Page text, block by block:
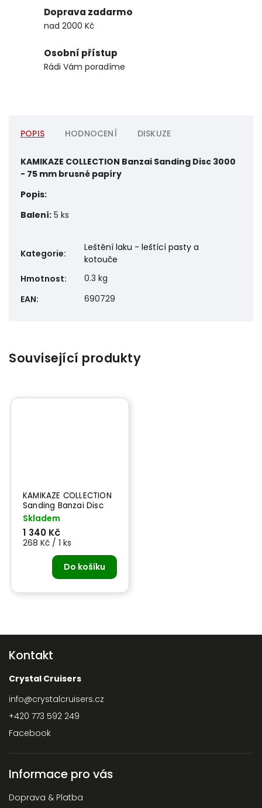
Doprava zadarmo
nad 2000 Kč
Osobní přístup
Rádi Vám poradíme
POPIS HODNOCENÍ DISKUZE
KAMIKAZE COLLECTION Banzai Sanding Disc 3000
- 75 mm brusné papíry
Popis:
Balení: 5 ks
Kategorie:
Leštění laku - leštící pasty a
kotouče
Hmotnost:
0.3 kg
EAN: 690729
Související produkty
KAMIKAZE COLLECTION
Sanding Banzai Disc
3000 - brusné papíry
Skladem
1 340 Kč
268 Kč / 1 ks
Do košíku
Kontakt
Crystal Cruisers
info@crystalcruisers.cz
+420 773 592 249
Facebook
Informace pro vás
Doprava & Platba